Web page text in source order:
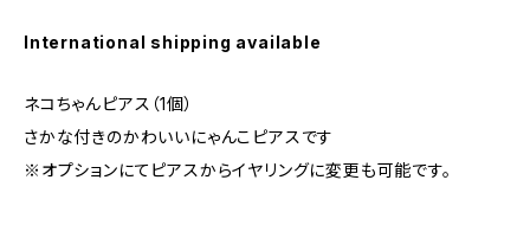
International shipping available
ネコちゃんピアス（1個）
さかな付きのかわいいにゃんこピアスです
※オプションにてピアスからイヤリングに変更も可能です。